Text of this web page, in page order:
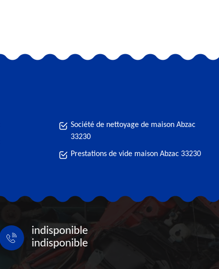
Société de nettoyage de maison Abzac
33230
Prestations de vide maison Abzac 33230
indisponible
indisponible